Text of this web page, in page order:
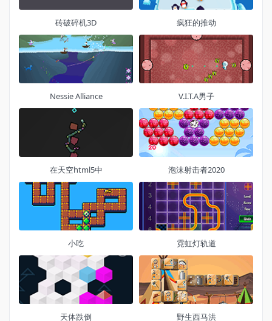
砖破碎机3D 疯狂的推动
Nessie Alliance V.I.T.A男子
在天空html5中 泡沫射击者2020
小吃 霓虹灯轨道
天体跌倒 野生西马洪